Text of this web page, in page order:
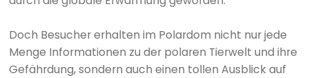
Doch Besucher erhalten im Polardom nicht nur jede
Menge Informationen zu der polaren Tierwelt und ihre
Gefährdung, sondern auch einen tollen Ausblick auf